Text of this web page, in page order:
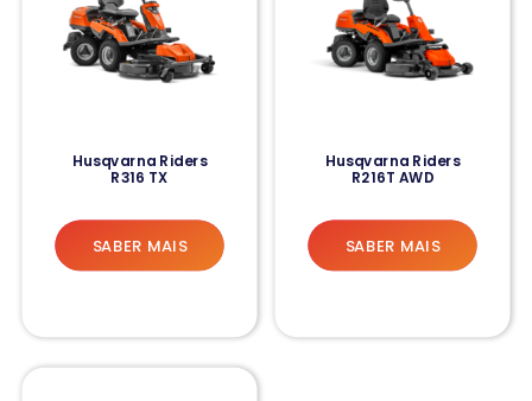
Husqvarna Riders
R316 TX
SABER MAIS
Husqvarna Riders
R216T AWD
SABER MAIS